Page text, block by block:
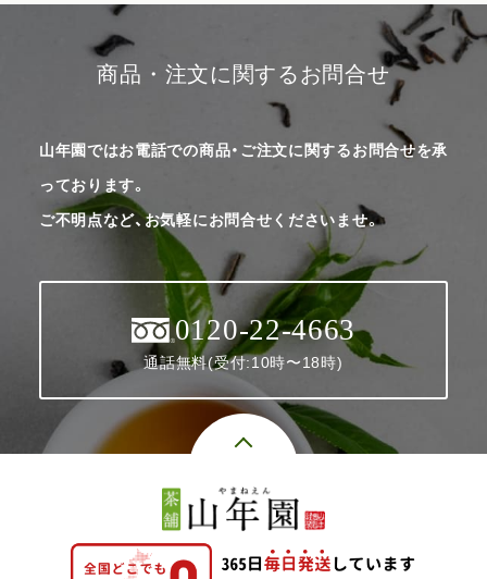
商品・注文に関するお問合せ
山年園ではお電話での商品・ご注文に関するお問合せを承
っております。
ご不明点など、お気軽にお問合せくださいませ。
0120-22-4663
通話無料(受付:10時〜18時)